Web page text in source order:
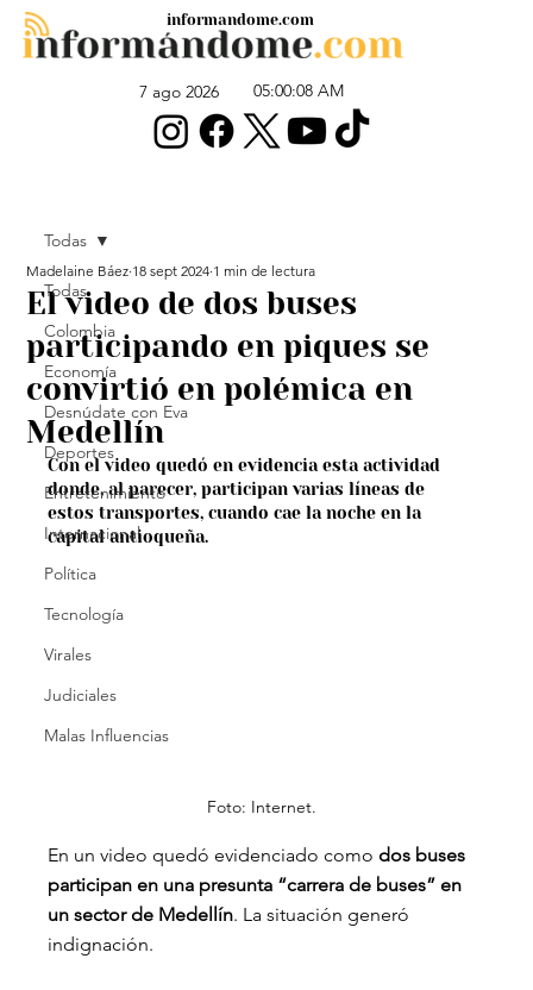
7 ago 2026 05:00:08 AM
informandome.com
Todas
Colombia
Economía
Desnúdate con Eva
Deportes
Entretenimiento
Internacional
Política
Tecnología
Virales
Judiciales
Malas Influencias
Todas
El video de dos buses
participando en piques se
convirtió en polémica en
Medellín
Madelaine Báez 18 sept 2024 1 min de lectura
Con el video quedó en evidencia esta actividad
donde, al parecer, participan varias líneas de
estos transportes, cuando cae la noche en la
capital antioqueña.
Foto: Internet.
En un video quedó evidenciado como dos buses
participan en una presunta “carrera de buses” en
un sector de Medellín. La situación generó
indignación.